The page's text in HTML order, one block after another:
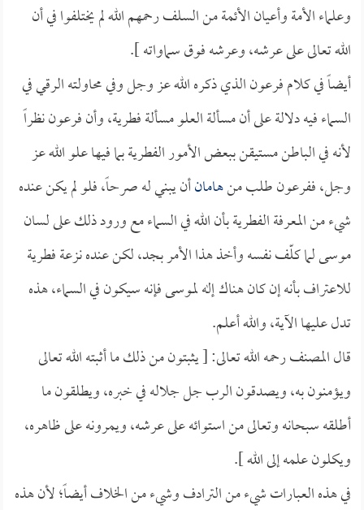
وعلماء الأمة وأعيان الأئمة من السلف رحمهم الله لم يختلفوا في أن
الله تعالى على عرشه، وعرشه فوق سماواته ].
أيضاً في كلام فرعون الذي ذكره الله عز وجل وفي محاولته الرقي في
السماء فيه دلالة على أن مسألة العلو مسألة فطرية، وأن فرعون نظراً
لأنه في الباطن مستيقن ببعض الأمور الفطرية بما فيها علو الله عز
وجل، ففرعون طلب منهامانأن يبني له صرحاً، فلو لم يكن عنده
شيء من المعرفة الفطرية بأن الله في السماء مع ورود ذلك على لسان
موسى لما كلّف نفسه وأخذ هذا الأمر بجد، لكن عنده نزعة فطرية
للاعتراف بأنه إن كان هناك إله لموسى فإنه سيكون في السماء، هذه
تدل عليها الآية، والله أعلم.
قال المصنف رحمه الله تعالى: [ يثبتون من ذلك ما أثبته الله تعالى
ويؤمنون به، ويصدقون الرب جل جلاله في خبره، ويطلقون ما
أطلقه سبحانه وتعالى من استوائه على عرشه، ويمرونه على ظاهره،
ويكلون علمه إلى الله ].
في هذه العبارات شيء من الترادف وشيء من الخلاف أيضاً؛ لأن هذه